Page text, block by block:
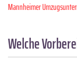
Mannheimer
Welche